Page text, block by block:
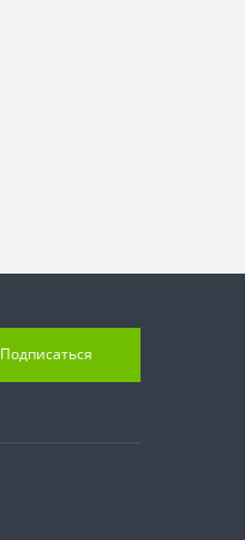
Подписаться